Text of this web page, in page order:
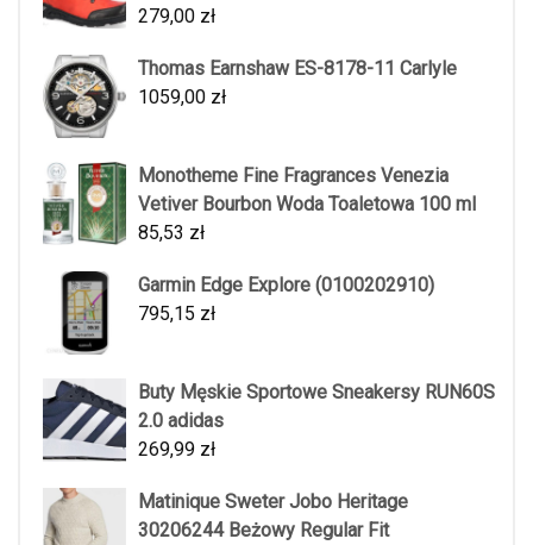
279,00 zł
Thomas Earnshaw ES-8178-11 Carlyle
1059,00 zł
Monotheme Fine Fragrances Venezia
Vetiver Bourbon Woda Toaletowa 100 ml
85,53 zł
Garmin Edge Explore (0100202910)
795,15 zł
Buty Męskie Sportowe Sneakersy RUN60S
2.0 adidas
269,99 zł
Matinique Sweter Jobo Heritage
30206244 Beżowy Regular Fit